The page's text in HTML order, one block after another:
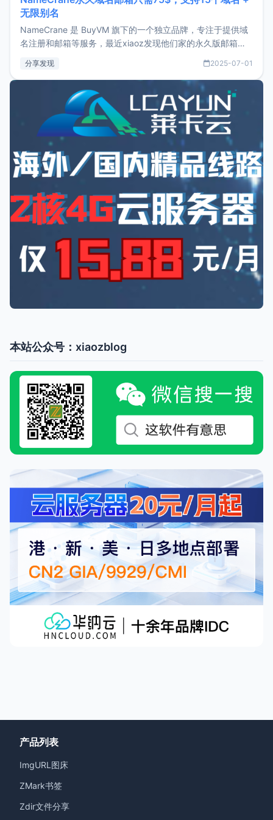
无限别名
NameCrane 是 BuyVM 旗下的一个独立品牌，专注于提供域
名注册和邮箱等服务，最近xiaoz发现他们家的永久版邮箱服
又实惠的域名邮箱，不妨尝试一下 NameCrane。注册
NameCraneNameCrane不支持直接注册，必须要购买
分享发现 2025-07-01
本站公众号：xiaozblog
产品列表
ImgURL图床
ZMark书签
Zdir文件分享